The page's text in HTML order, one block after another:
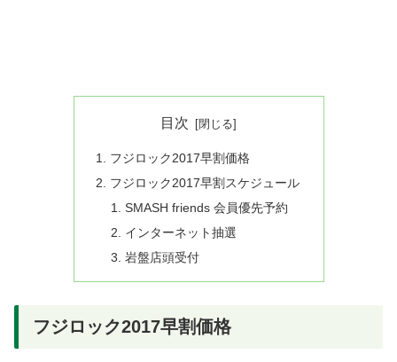
目次
フジロック2017早割価格
フジロック2017早割スケジュール
SMASH friends 会員優先予約
インターネット抽選
岩盤店頭受付
フジロック2017早割価格